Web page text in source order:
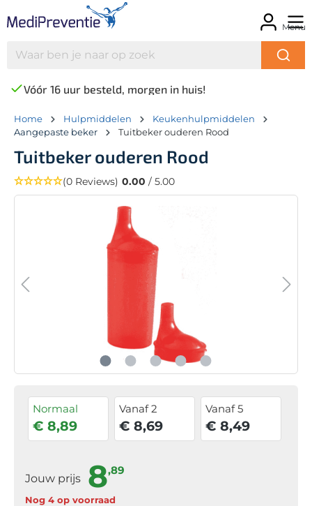
Menu
Vóór 16 uur besteld, morgen in huis!
Home Hulpmiddelen
Keukenhulpmiddelen
Aangepaste beker
Tuitbeker ouderen Rood
Tuitbeker ouderen Rood
(0 Reviews) 0.00 / 5.00
Normaal
€ 8,89
Vanaf 2
€ 8,69
Vanaf 5
€ 8,49
Jouw prijs 8,89
Nog 4 op voorraad